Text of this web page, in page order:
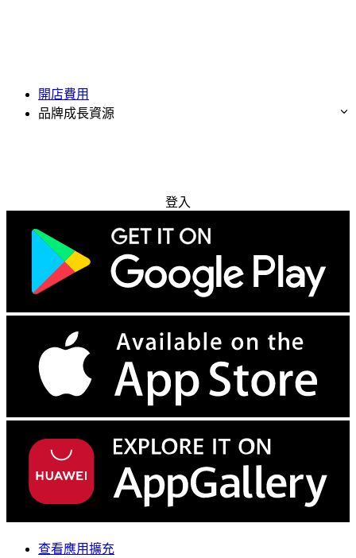
開店費用
品牌成長資源
登入
查看應用擴充